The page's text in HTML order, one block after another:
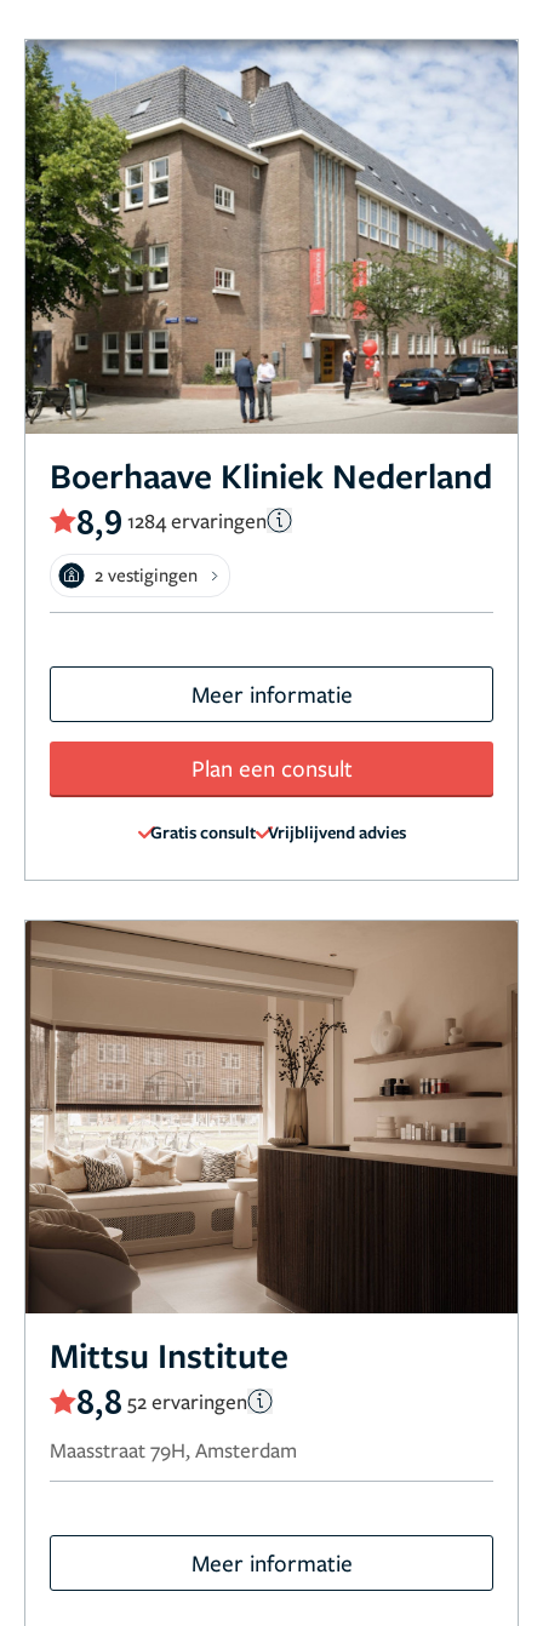
Boerhaave Kliniek Nederland
8,9 1284 ervaringen
2 vestigingen
Meer informatie
Plan een consult
Gratis consult Vrijblijvend advies
Mittsu Institute
8,8 52 ervaringen
Maasstraat 79H, Amsterdam
Meer informatie